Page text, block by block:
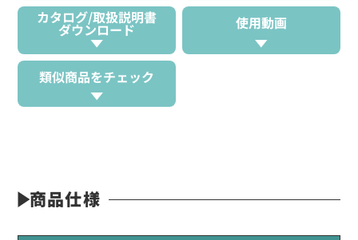
カタログ/取扱説明書
ダウンロード 使用動画
類似商品をチェック
商品仕様